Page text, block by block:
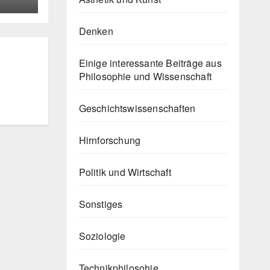
Denken
Einige interessante Beiträge aus
Philosophie und Wissenschaft
Geschichtswissenschaften
Hirnforschung
Politik und Wirtschaft
Sonstiges
Soziologie